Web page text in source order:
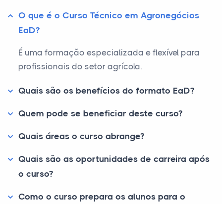
O que é o Curso Técnico em Agronegócios
EaD?
É uma formação especializada e flexível para
profissionais do setor agrícola.
Quais são os benefícios do formato EaD?
Quem pode se beneficiar deste curso?
Quais áreas o curso abrange?
Quais são as oportunidades de carreira após
o curso?
Como o curso prepara os alunos para o